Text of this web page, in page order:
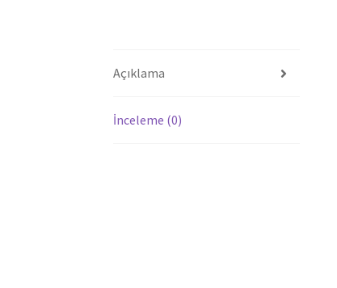
Açıklama
İnceleme (0)